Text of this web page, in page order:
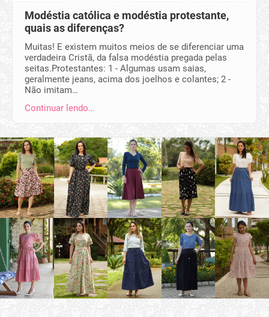
Modéstia católica e modéstia protestante,
quais as diferenças?
Muitas! E existem muitos meios de se diferenciar uma
verdadeira Cristã, da falsa modéstia pregada pelas
seitas.Protestantes: 1 - Algumas usam saias,
geralmente jeans, acima dos joelhos e colantes; 2 -
Não imitam…
Continuar lendo…